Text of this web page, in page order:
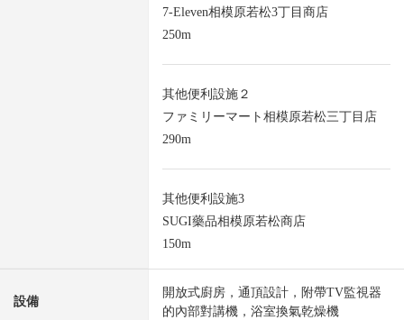
7-Eleven相模原若松3丁目商店
250m
其他便利設施２
ファミリーマート相模原若松三丁目店
290m
其他便利設施3
SUGI藥品相模原若松商店
150m
設備
開放式廚房，通頂設計，附帶TV監視器
的內部對講機，浴室換氣乾燥機